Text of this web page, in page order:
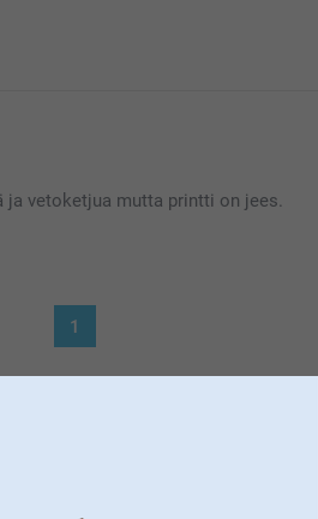
se on meille erittäin tärkeää. Kiva
vetoketjua mutta printti on jees.
se on meille erittäin tärkeää.
1